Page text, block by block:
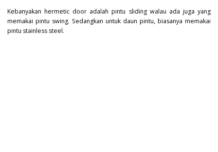
Kebanyakan hermetic door adalah pintu sliding walau ada juga yang
memakai pintu swing. Sedangkan untuk daun pintu, biasanya memakai
pintu stainless steel.